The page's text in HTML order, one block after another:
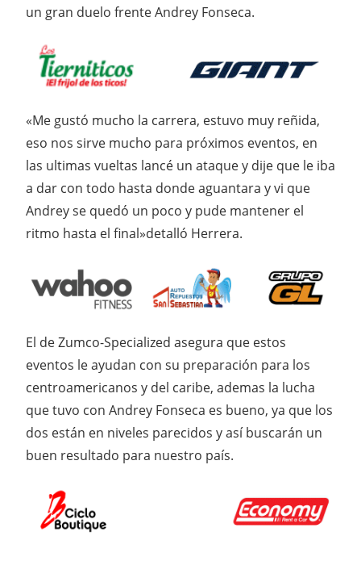
un gran duelo frente Andrey Fonseca.
«Me gustó mucho la carrera, estuvo muy reñida,
eso nos sirve mucho para próximos eventos, en
las ultimas vueltas lancé un ataque y dije que le iba
a dar con todo hasta donde aguantara y vi que
Andrey se quedó un poco y pude mantener el
ritmo hasta el final»detalló Herrera.
El de Zumco-Specialized asegura que estos
eventos le ayudan con su preparación para los
centroamericanos y del caribe, ademas la lucha
que tuvo con Andrey Fonseca es bueno, ya que los
dos están en niveles parecidos y así buscarán un
buen resultado para nuestro país.